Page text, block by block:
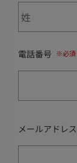
電話番号
メールアドレス